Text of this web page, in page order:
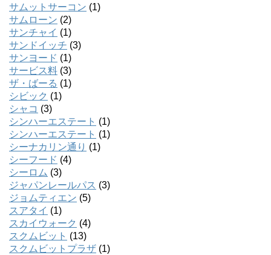
サムットサーコン (1)
サムローン (2)
サンチャイ (1)
サンドイッチ (3)
サンヨード (1)
サービス料 (3)
ザ・ばーる (1)
シビック (1)
シャコ (3)
シンハーエステート (1)
シンハーエステート (1)
シーナカリン通り (1)
シーフード (4)
シーロム (3)
ジャパンレールパス (3)
ジョムティエン (5)
スアタイ (1)
スカイウォーク (4)
スクムビット (13)
スクムビットプラザ (1)